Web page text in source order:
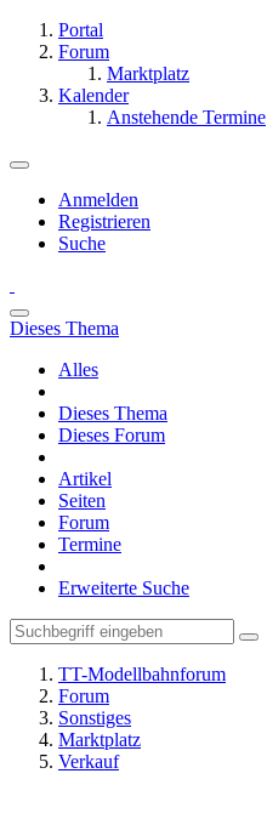
Portal
Forum
Marktplatz
Kalender
Anstehende Termine
Anmelden
Registrieren
Suche
Dieses Thema
Alles
Dieses Thema
Dieses Forum
Artikel
Seiten
Forum
Termine
Erweiterte Suche
TT-Modellbahnforum
Forum
Sonstiges
Marktplatz
Verkauf